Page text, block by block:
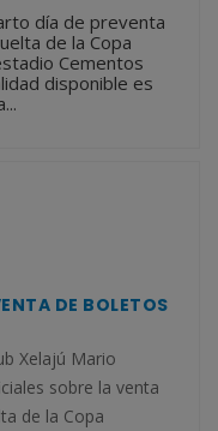
día de preventa
de la Copa
Cementos
disponible es
DE BOLETOS
Xelajú Mario
sobre la venta
de la Copa